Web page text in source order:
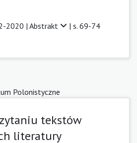
2020 | Abstrakt | s. 69-74
Polonistyczne
tekstów
literatury